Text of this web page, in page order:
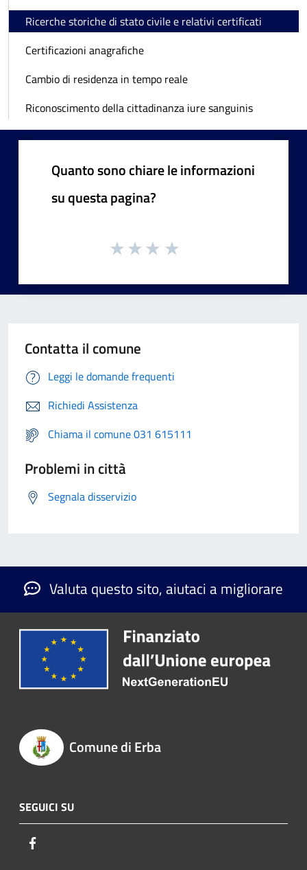
Ricerche storiche di stato civile e relativi certificati
Certificazioni anagrafiche
Cambio di residenza in tempo reale
Riconoscimento della cittadinanza iure sanguinis
Quanto sono chiare le informazioni
su questa pagina?
Contatta il comune
Leggi le domande frequenti
Richiedi Assistenza
Chiama il comune 031 615111
Problemi in città
Segnala disservizio
Valuta questo sito, aiutaci a migliorare
Comune di Erba
SEGUICI SU